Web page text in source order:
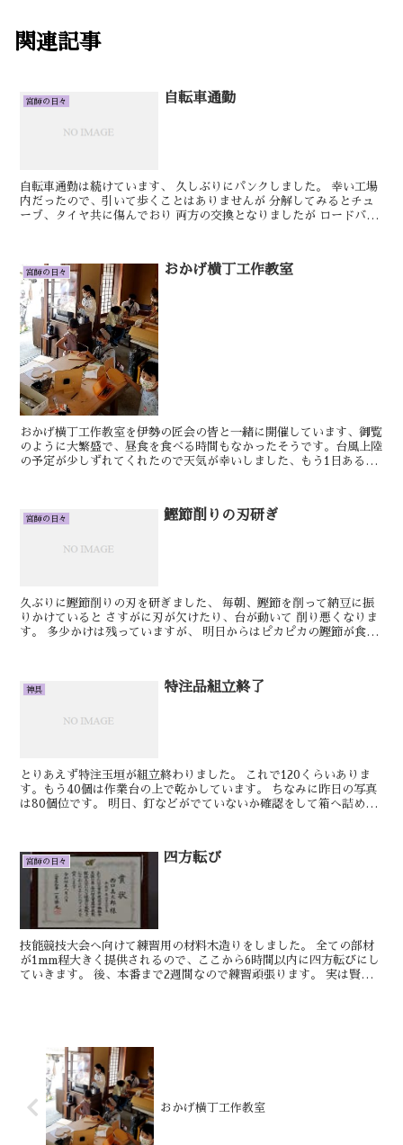
関連記事
宮師の日々 自転車通勤
自転車通勤は続けています、 久しぶりにパンクしました。 幸い工場
内だったので、引いて歩くことはありませんが 分解してみるとチュ
ーブ、タイヤ共に傷んでおり 両方の交換となりましたが ロードバイ
宮師の日々 おかげ横丁工作教室
おかげ横丁工作教室を伊勢の匠会の皆と一緒に開催しています、御覧
のように大繁盛で、昼食を食べる時間もなかったそうです。台風上陸
の予定が少しずれてくれたので天気が幸いしました、もう1日あるの
宮師の日々 鰹節削りの刃研ぎ
久ぶりに鰹節削りの刃を研ぎました、 毎朝、鰹節を削って納豆に振
りかけていると さすがに刃が欠けたり、台が動いて 削り悪くなりま
す。 多少かけは残っていますが、 明日からはピカピカの鰹節が食べ
神具 特注品組立終了
とりあえず特注玉垣が組立終わりました。 これで120くらいありま
す。もう40個は作業台の上で乾かしています。 ちなみに昨日の写真
は80個位です。 明日、釘などがでていないか確認をして箱へ詰めて
宮師の日々 四方転び
技能競技大会へ向けて練習用の材料木造りをしました。 全ての部材
が1mm程大きく提供されるので、ここから6時間以内に四方転びにし
ていきます。 後、本番まで2週間なので練習頑張ります。 実は賢太
おかげ横丁工作教室